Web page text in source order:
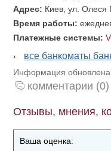
Адрес: Киев, ул. Олеся
Время работы:
Платежные системы:
все банкоматы
Информация
комментарии (0)
Отзывы, мнения,
Ваша оценка: